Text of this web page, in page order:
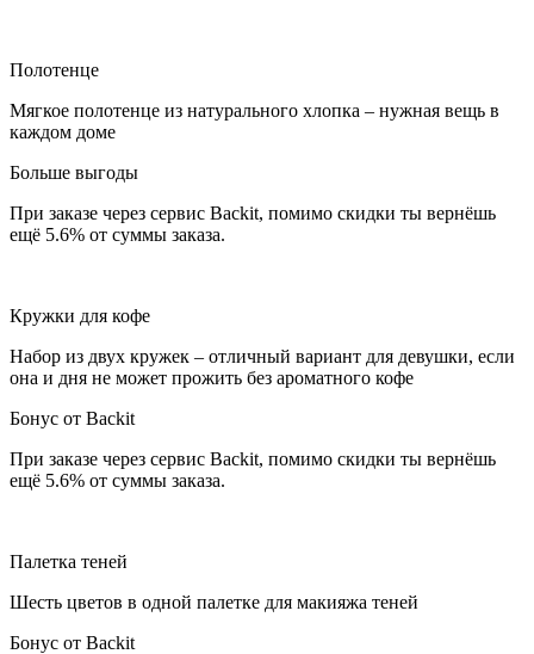
Полотенце
Мягкое полотенце из натурального хлопка – нужная вещь в
каждом доме
Больше выгоды
При заказе через сервис Backit, помимо скидки ты вернёшь
ещё 5.6% от суммы заказа.
Кружки для кофе
Набор из двух кружек – отличный вариант для девушки, если
она и дня не может прожить без ароматного кофе
Бонус от Backit
При заказе через сервис Backit, помимо скидки ты вернёшь
ещё 5.6% от суммы заказа.
Палетка теней
Шесть цветов в одной палетке для макияжа теней
Бонус от Backit